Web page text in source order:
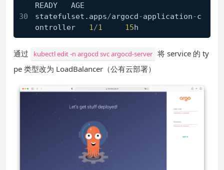
READY   AGE
statefulset.apps/argocd-application-c
ontroller 1/1 15h
通过 kubectl edit -n argocd svc argocd-server 将 service 的 ty
pe 类型改为 LoadBalancer（公有云部署）